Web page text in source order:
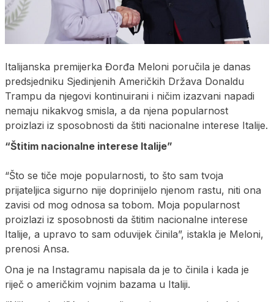
Italijanska premijerka Đorđa Meloni poručila je danas
predsjedniku Sjedinjenih Američkih Država Donaldu
Trampu da njegovi kontinuirani i ničim izazvani napadi
nemaju nikakvog smisla, a da njena popularnost
proizlazi iz sposobnosti da štiti nacionalne interese Italije.
“Štitim nacionalne interese Italije”
“Što se tiče moje popularnosti, to što sam tvoja
prijateljica sigurno nije doprinijelo njenom rastu, niti ona
zavisi od mog odnosa sa tobom. Moja popularnost
proizlazi iz sposobnosti da štitim nacionalne interese
Italije, a upravo to sam oduvijek činila”, istakla je Meloni,
prenosi Ansa.
Ona je na Instagramu napisala da je to činila i kada je
riječ o američkim vojnim bazama u Italiji.